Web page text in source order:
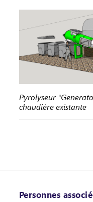
Pyrolyseur
chaudière existante
Personnes